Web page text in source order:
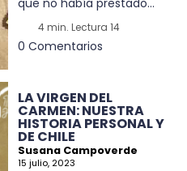
4 min. Lectura 14
0 Comentarios
LA VIRGEN DEL
CARMEN: NUESTRA
HISTORIA PERSONAL Y
DE CHILE
Susana Campoverde
15 julio, 2023